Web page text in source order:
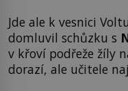
Jde ale k vesnici
domluvil schůzku s
v křoví podřeže žíly
dorazí, ale učitele